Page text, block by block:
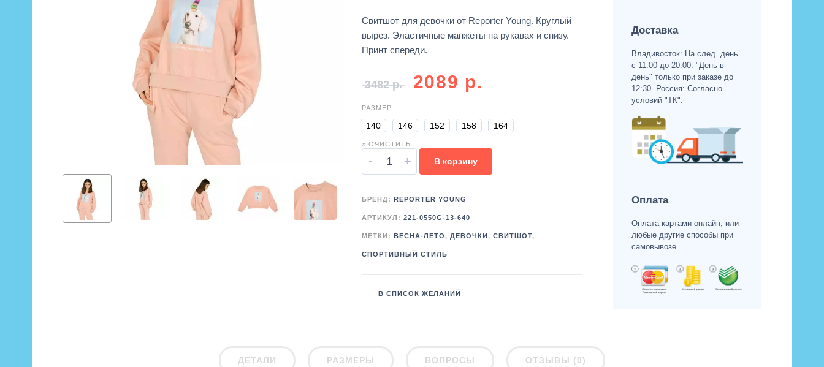
Свитшот для девочки от Reporter Young. Круглый
вырез. Эластичные манжеты на рукавах и снизу.
Принт спереди.
3482р. 2089 р.
РАЗМЕР
140 146 152 158 164
× ОЧИСТИТЬ
- + В корзину
БРЕНД: REPORTER YOUNG
АРТИКУЛ: 221-0550G-13-640
МЕТКИ: ВЕСНА-ЛЕТО, ДЕВОЧКИ , СВИТШОТ,
СПОРТИВНЫЙ СТИЛЬ
В СПИСОК ЖЕЛАНИЙ
Доставка
Владивосток: На след. день
с 11:00 до 20:00. "День в
день" только при заказе до
12:30. Россия: Согласно
условий "ТК".
Оплата
Оплата картами онлайн, или
любые другие способы при
самовывозе.
ДЕТАЛИ РАЗМЕРЫ ВОПРОСЫ ОТЗЫВЫ (0)